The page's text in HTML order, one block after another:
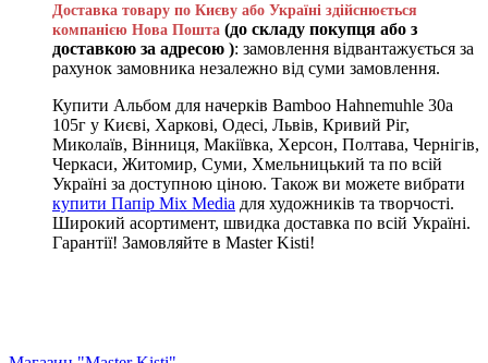
Доставка товару по Києву або Україні здійснюється
компанією Нова Пошта (до складу покупця або з
доставкою за адресою ): замовлення відвантажується за
рахунок замовника незалежно від суми замовлення.
Купити Альбом для начерків Bamboo Hahnemuhle 30а
105г у Києві, Харкові, Одесі, Львів, Кривий Ріг,
Миколаїв, Вінниця, Макіївка, Херсон, Полтава, Чернігів,
Черкаси, Житомир, Суми, Хмельницький та по всій
Україні за доступною ціною. Також ви можете вибрати
купити Папір Mix Media для художників та творчості.
Широкий асортимент, швидка доставка по всій Україні.
Гарантії! Замовляйте в Master Kisti!